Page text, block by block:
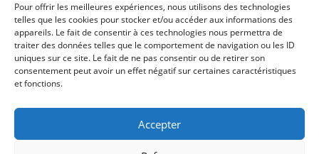
Pour offrir les meilleures expériences, nous utilisons des technologies
telles que les cookies pour stocker et/ou accéder aux informations des
appareils. Le fait de consentir à ces technologies nous permettra de
traiter des données telles que le comportement de navigation ou les ID
uniques sur ce site. Le fait de ne pas consentir ou de retirer son
consentement peut avoir un effet négatif sur certaines caractéristiques
et fonctions.
Accepter
VALIDER
En renseignant votre adresse email, vous acceptez de recevoir
les communications du site de l’École de Musique et d’Art
Dramatique de Fréjus « Jacques Melzer » par courrier
électronique et vous prenez connaissance de notre
l’aide des liens de désinscription.